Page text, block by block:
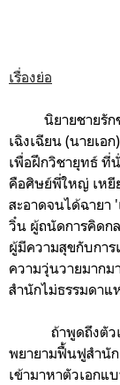
เรื่องย่อ
นิยายชายรัก
เฉิงเฉียน (นายเอ
เพื่อฝึกวิชายุทธ์ ที่
คือศิษย์พี่ใหญ่ เหยี
สะอาดจนได้ฉายา
วิ๋น ผู้ถนัดการคิดก
ผู้มีความสุขกับการ
ความวุ่นวายมาก
สำนักไม่ธรรมดาแ
ถ้าพูดถึงตัวเรื่อ
พยายามฟื้นฟูสำนัก
เข้ามาหาตัวเอก